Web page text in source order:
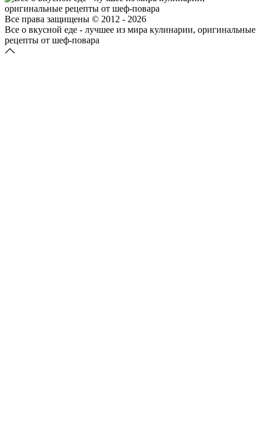
Все права защищены © 2012 - 2026
Все о вкусной еде - лучшее из мира кулинарии, оригинальные
рецепты от шеф-повара